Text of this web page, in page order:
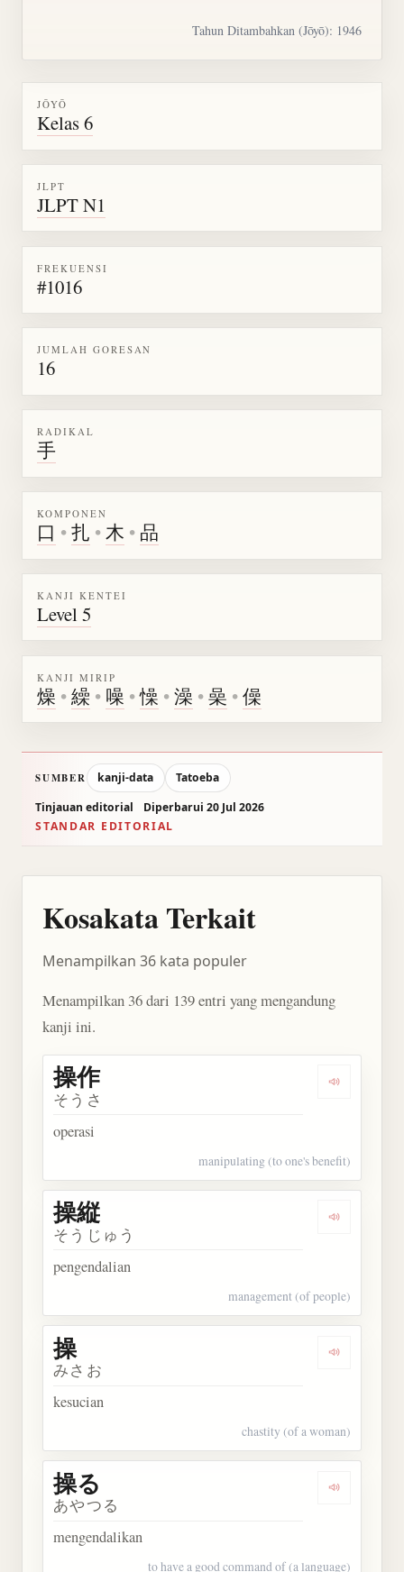
Tahun Ditambahkan (Jōyō): 1946
JŌYŌ
Kelas 6
JLPT
JLPT N1
FREKUENSI
#1016
JUMLAH GORESAN
16
RADIKAL
手
KOMPONEN
口 •扎 •木 • 品
KANJI KENTEI
Level 5
KANJI MIRIP
燥 •繰 • 噪 •懆 •澡 •喿 •僺
SUMBER kanji-data
Tatoeba
Tinjauan editorial
Diperbarui 20 Jul 2026
STANDAR EDITORIAL
Kosakata Terkait
Menampilkan 36 kata populer
Menampilkan 36 dari 139 entri yang mengandung
kanji ini.
Dengarkan
操作
そうさ
operasi
manipulating (to one's benefit)
Dengarkan
操縦
そうじゅう
pengendalian
management (of people)
Dengarkan
操
みさお
kesucian
chastity (of a woman)
Dengarkan
操る
あやつる
mengendalikan
to have a good command of (a language)